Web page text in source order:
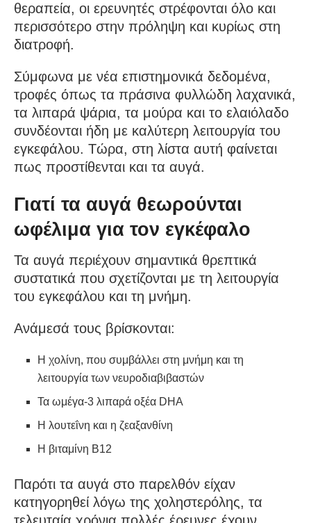
θεραπεία, οι ερευνητές στρέφονται όλο και
περισσότερο στην πρόληψη και κυρίως στη
διατροφή.
Σύμφωνα με νέα επιστημονικά δεδομένα,
τροφές όπως τα πράσινα φυλλώδη λαχανικά,
τα λιπαρά ψάρια, τα μούρα και το ελαιόλαδο
συνδέονται ήδη με καλύτερη λειτουργία του
εγκεφάλου. Τώρα, στη λίστα αυτή φαίνεται
πως προστίθενται και τα αυγά.
Γιατί τα αυγά θεωρούνται
ωφέλιμα για τον εγκέφαλο
Τα αυγά περιέχουν σημαντικά θρεπτικά
συστατικά που σχετίζονται με τη λειτουργία
του εγκεφάλου και τη μνήμη.
Ανάμεσά τους βρίσκονται:
Η χολίνη, που συμβάλλει στη μνήμη και τη
λειτουργία των νευροδιαβιβαστών
Τα ωμέγα-3 λιπαρά οξέα DHA
Η λουτεΐνη και η ζεαξανθίνη
Η βιταμίνη Β12
Παρότι τα αυγά στο παρελθόν είχαν
κατηγορηθεί λόγω της χοληστερόλης, τα